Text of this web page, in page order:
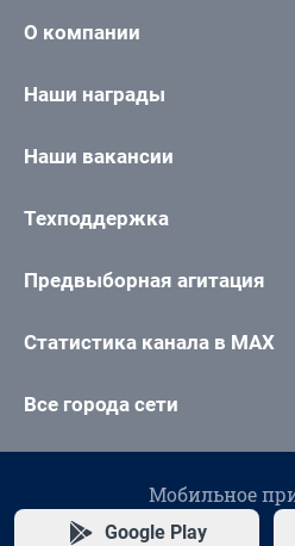
О компании
Наши награды
Наши вакансии
Техподдержка
Предвыборная агитация
Статистика канала в MAX
Все города сети
Мобильное
Google Play